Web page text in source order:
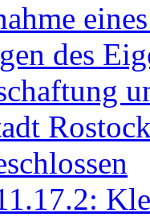
des